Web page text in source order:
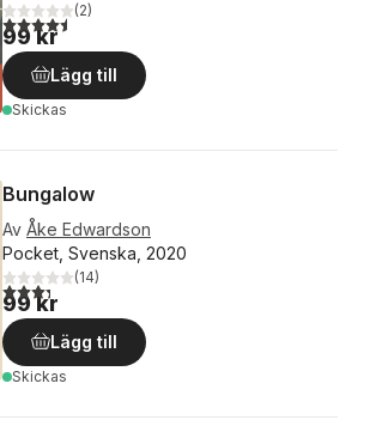
4,5utav 5 stjärnor. Totalt antal röster:
(2)
99 kr
Lägg till
Skickas
Bungalow
Av Åke Edwardson
Pocket, Svenska, 2020
3,3utav 5 stjärnor. Totalt antal röster:
(14)
99 kr
Lägg till
Skickas